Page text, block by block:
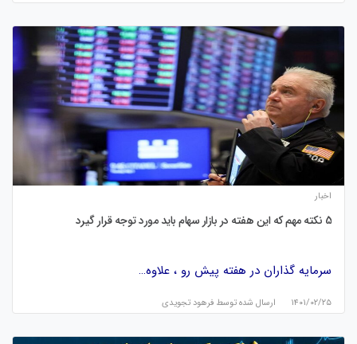
اخبار
5 نکته مهم که این هفته در بازار سهام باید مورد توجه قرار گیرد
سرمایه گذاران در هفته پیش رو ، علاوه…
۱۴۰۱/۰۲/۲۵ ارسال شده توسط فرهود تجویدی